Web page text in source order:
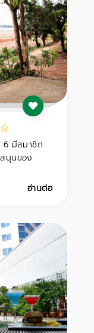
6 มีสมาชิก
นุนของ
อ่านต่อ